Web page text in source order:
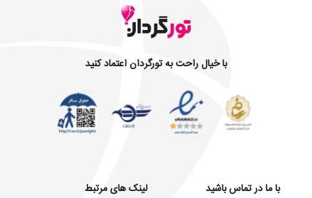
با خیال راحت به تورگردان اعتماد کنید
با ما در تماس باشید
لینک های مرتبط